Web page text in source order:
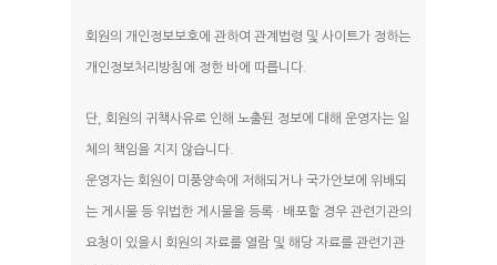
회원의 개인정보보호에 관하여 관계법령 및 사이트가 정하는
개인정보처리방침에 정한 바에 따릅니다.
단, 회원의 귀책사유로 인해 노출된 정보에 대해 운영자는 일
체의 책임을 지지 않습니다.
운영자는 회원이 미풍양속에 저해되거나 국가안보에 위배되
는 게시물 등 위법한 게시물을 등록 · 배포할 경우 관련기관의
요청이 있을시 회원의 자료를 열람 및 해당 자료를 관련기관